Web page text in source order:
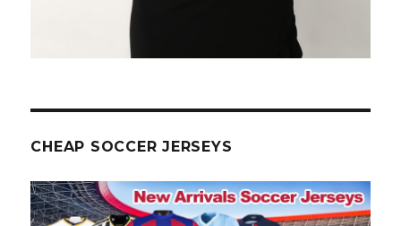
CHEAP SOCCER JERSEYS